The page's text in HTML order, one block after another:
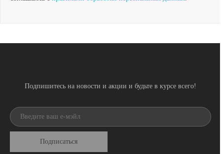
Подпишитесь на новости и акции и будьте в курсе всего!
Подписаться